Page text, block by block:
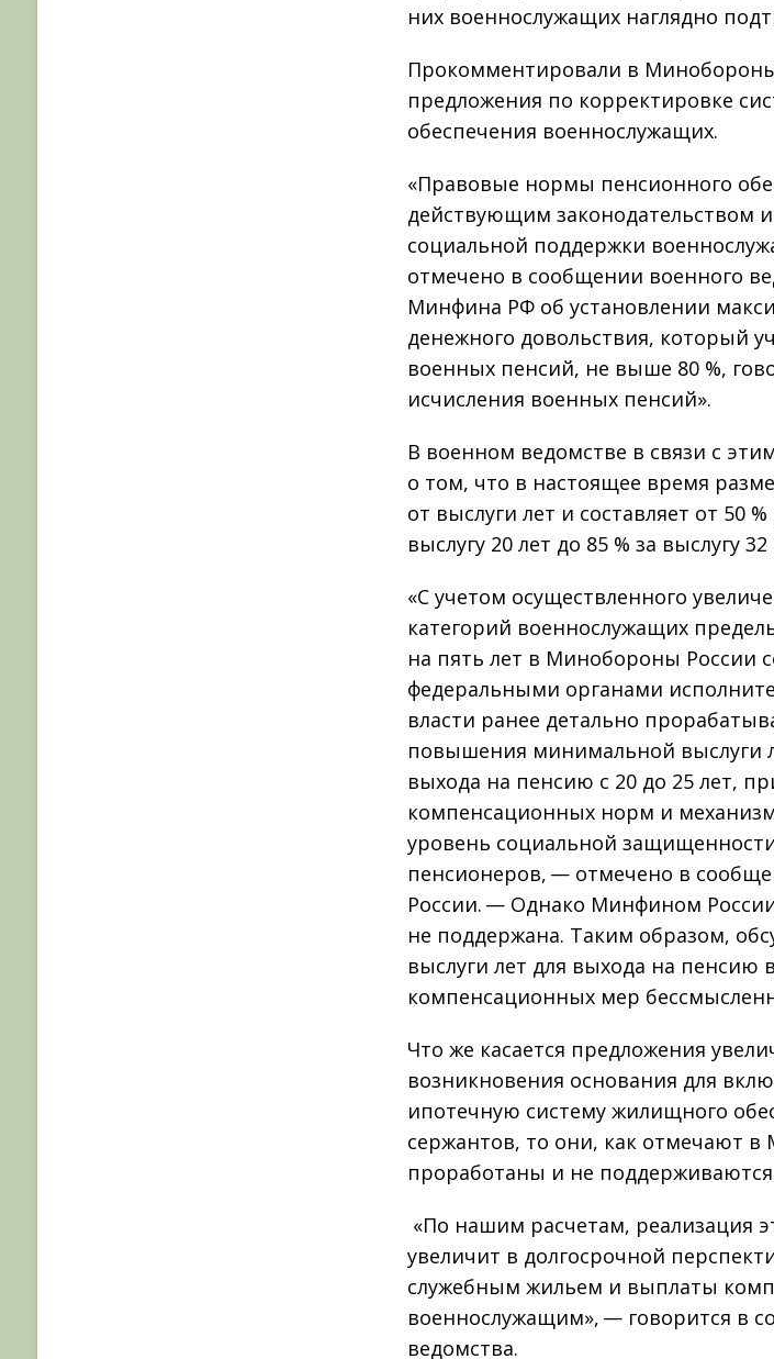
них военнослужащих наглядно
Прокомментировали в
предложения по корректировке
обеспечения военнослужащих.
«Правовые нормы пенсионного
действующим законодательством
социальной поддержки
отмечено в сообщении военного
Минфина РФ об установлении
денежного довольствия, который
военных пенсий, не выше 80 %,
исчисления военных пенсий».
В военном ведомстве в связи с
о том, что в настоящее время
от выслуги лет и составляет от 50
выслугу 20 лет до 85 % за выслугу
«С учетом осуществленного
категорий военнослужащих
на пять лет в Минобороны России
федеральными органами
власти ранее детально
повышения минимальной выслуги
выхода на пенсию с 20 до 25 лет,
компенсационных норм и
уровень социальной
пенсионеров, — отмечено в
России. — Однако Минфином
не поддержана. Таким образом,
выслуги лет для выхода на пенсию
компенсационных мер
Что же касается предложения
возникновения основания для
ипотечную систему жилищного
сержантов, то они, как отмечают
проработаны и не
«По нашим расчетам, реализация
увеличит в долгосрочной
служебным жильем и выплаты
военнослужащим», — говорится в
ведомства.